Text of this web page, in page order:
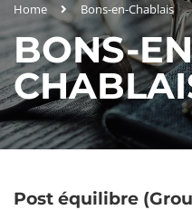
Home Bons-en-Chablais
BONS-
Post équilibre